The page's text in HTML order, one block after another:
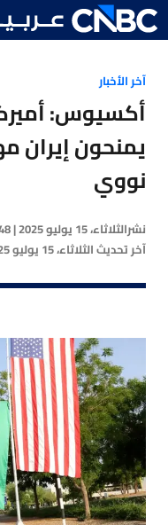
آخر الأخبار
أكسيوس:
يمنحون إيران
نووي
نشرالثلاثاء، 15 يوليو 2025 | 9:48 مساءً
آخر تحديثالثلاثاء، 15 يوليو 2025 | 9:54 مساءً